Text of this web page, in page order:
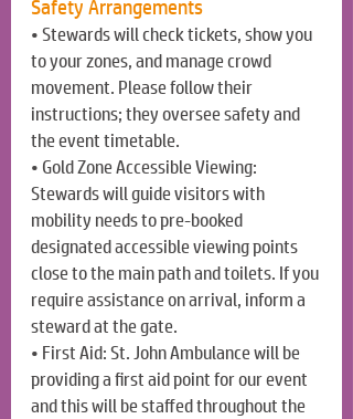
Safety Arrangements
• Stewards will check tickets, show you
to your zones, and manage crowd
movement. Please follow their
instructions; they oversee safety and
the event timetable.
• Gold Zone Accessible Viewing:
Stewards will guide visitors with
mobility needs to pre-booked
designated accessible viewing points
close to the main path and toilets. If you
require assistance on arrival, inform a
steward at the gate.
• First Aid: St. John Ambulance will be
providing a first aid point for our event
and this will be staffed throughout the